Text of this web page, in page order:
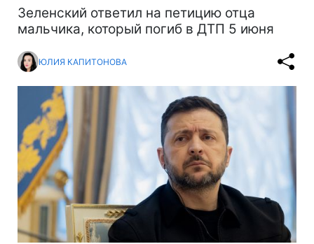
Зеленский ответил на петицию отца
мальчика, который погиб в ДТП 5 июня
ЮЛИЯ КАПИТОНОВА